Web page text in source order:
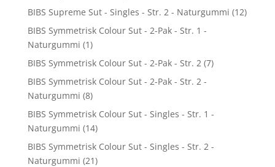
BIBS Supreme Sut - Singles - Str. 2 - Naturgummi (12)
BIBS Symmetrisk Colour Sut - 2-Pak - Str. 1 -
Naturgummi (1)
BIBS Symmetrisk Colour Sut - 2-Pak - Str. 2 (7)
BIBS Symmetrisk Colour Sut - 2-Pak - Str. 2 -
Naturgummi (8)
BIBS Symmetrisk Colour Sut - Singles - Str. 1 -
Naturgummi (14)
BIBS Symmetrisk Colour Sut - Singles - Str. 2 -
Naturgummi (21)